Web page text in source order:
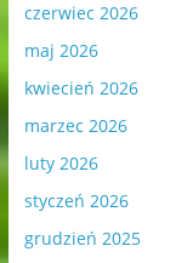
czerwiec 2026
maj 2026
kwiecień 2026
marzec 2026
luty 2026
styczeń 2026
grudzień 2025